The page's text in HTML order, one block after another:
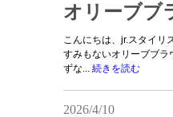
オリーブブ
こんにちは、jr.スタイリ
すみもないオリーブブラ
ずな... 続きを読む
2026/4/10